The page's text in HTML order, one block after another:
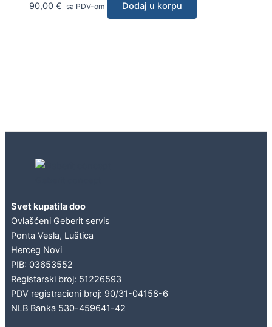
90,00 € sa PDV-om Dodaj u korpu
Svet kupatila doo
Ovlašćeni Geberit servis
Ponta Vesla, Luštica
Herceg Novi
PIB: 03653552
Registarski broj: 51226593
PDV registracioni broj: 90/31-04158-6
NLB Banka 530-459641-42